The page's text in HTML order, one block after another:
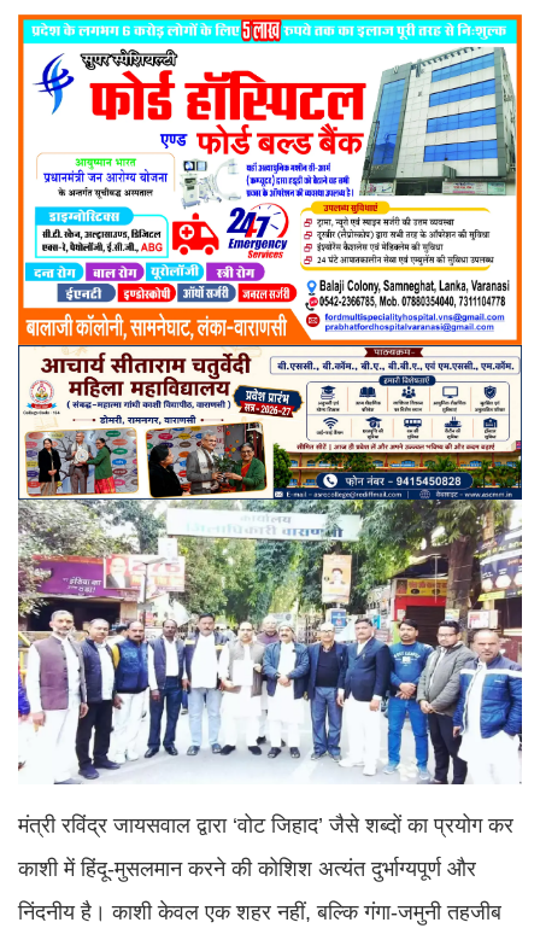
मंत्री रविंद्र जायसवाल द्वारा ‘वोट जिहाद’ जैसे शब्दों का प्रयोग कर
काशी में हिंदू-मुसलमान करने की कोशिश अत्यंत दुर्भाग्यपूर्ण और
निंदनीय है। काशी केवल एक शहर नहीं, बल्कि गंगा-जमुनी तहजीब